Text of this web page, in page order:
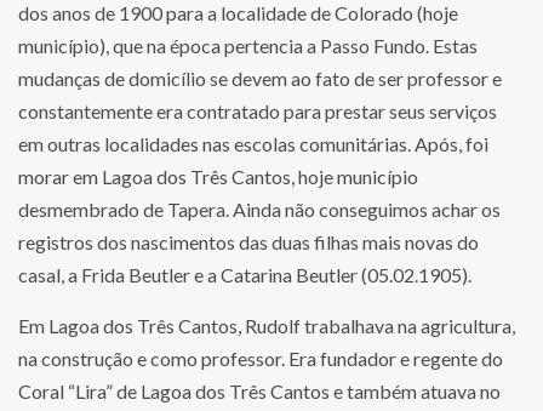
dos anos de 1900 para a localidade de Colorado (hoje
município), que na época pertencia a Passo Fundo. Estas
mudanças de domicílio se devem ao fato de ser professor e
constantemente era contratado para prestar seus serviços
em outras localidades nas escolas comunitárias. Após, foi
morar em Lagoa dos Três Cantos, hoje município
desmembrado de Tapera. Ainda não conseguimos achar os
registros dos nascimentos das duas filhas mais novas do
casal, a Frida Beutler e a Catarina Beutler (05.02.1905).
Em Lagoa dos Três Cantos, Rudolf trabalhava na agricultura,
na construção e como professor. Era fundador e regente do
Coral “Lira” de Lagoa dos Três Cantos e também atuava no